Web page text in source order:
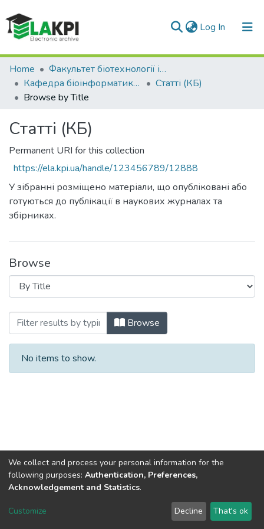
Log In (current)
Communities & Collections
All of DSpace
Home
Факультет біотехнології і біотехніки (ФБТ)
Кафедра біоінформатики (КБ)
Статті (КБ)
Browse by Title
Статті (КБ)
Permanent URI for this collection
https://ela.kpi.ua/handle/123456789/12888
У зібранні розміщено матеріали, що опубліковані або
готуються до публікації в наукових журналах та
збірниках.
Browse
Browsing Статті (КБ) by Title
Browse
No items to show.
DSpace software copyright © 2002-2026 LYRASIS
Send Feedback
We collect and process your personal information for the
following purposes: Authentication, Preferences,
Acknowledgement and Statistics.
Customize Decline That's ok